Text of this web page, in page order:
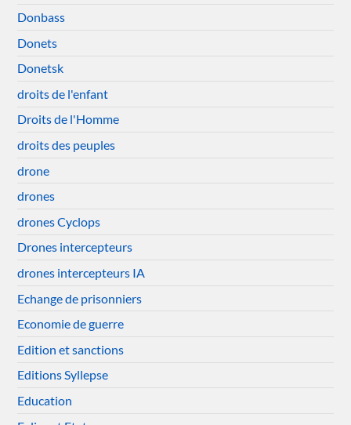
Donbass
Donets
Donetsk
droits de l'enfant
Droits de l'Homme
droits des peuples
drone
drones
drones Cyclops
Drones intercepteurs
drones intercepteurs IA
Echange de prisonniers
Economie de guerre
Edition et sanctions
Editions Syllepse
Education